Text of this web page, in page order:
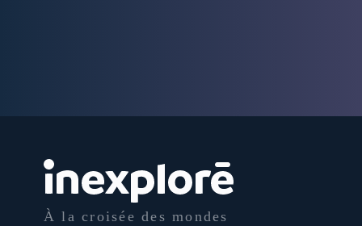
À la croisée des mondes